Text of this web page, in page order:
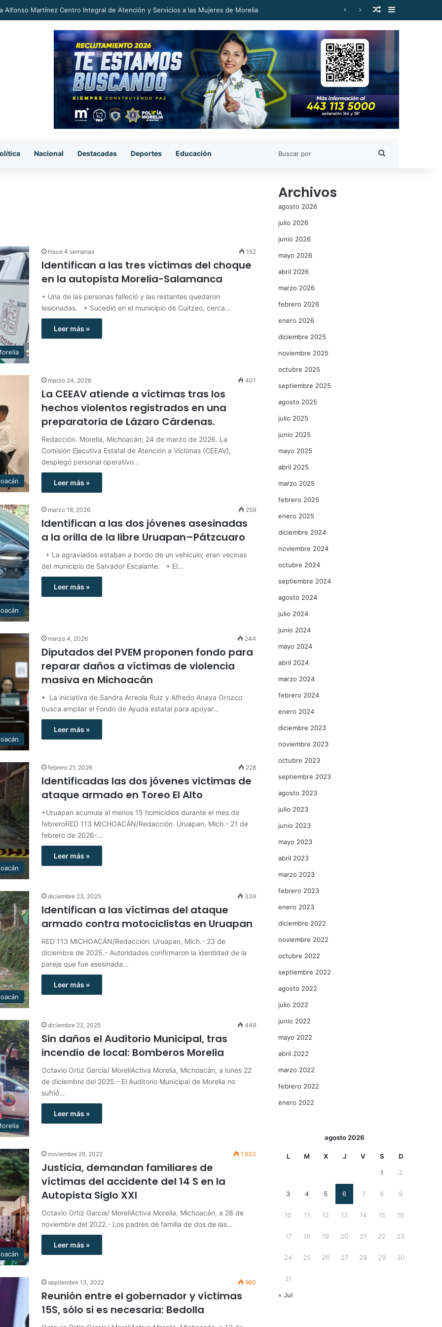
más hacia la dictadura comunista en México, los Defensores de las Audiencias: Alfonso Martínez Publicación al
Barra lateral
Nacional Destacadas Deportes Educación
Hace 4 semanas 152
Identifican a las tres víctimas del choque
en la autopista Morelia-Salamanca
+ Una de las personas falleció y las restantes quedaron
lesionadas. + Sucedió en el municipio de Cuitzeo, cerca…
Leer más »
marzo 24, 2026 401
La CEEAV atiende a víctimas tras los
hechos violentos registrados en una
preparatoria de Lázaro Cárdenas.
Redacción. Morelia, Michoacán; 24 de marzo de 2026. La
Comisión Ejecutiva Estatal de Atención a Víctimas (CEEAV),
desplegó personal operativo…
Leer más »
marzo 18, 2026 259
Identifican a las dos jóvenes asesinadas
a la orilla de la libre Uruapan–Pátzcuaro
+ La agraviados estaban a bordo de un vehículo; eran vecinas
del municipio de Salvador Escalante. + El…
Leer más »
marzo 4, 2026 244
Diputados del PVEM proponen fondo para
reparar daños a víctimas de violencia
masiva en Michoacán
•⁠ ⁠La iniciativa de Sandra Arreola Ruiz y Alfredo Anaya Orozco
busca ampliar el Fondo de Ayuda estatal para apoyar…
Leer más »
febrero 21, 2026 228
Identificadas las dos jóvenes victimas de
ataque armado en Toreo El Alto
+Uruapan acumula al menos 15 homicidios durante el mes de
febreroRED 113 MICHOACÁN/Redacción. Uruapan, Mich.- 21 de
febrero de 2026-…
Leer más »
diciembre 23, 2025 339
Identifican a las víctimas del ataque
armado contra motociclistas en Uruapan
RED 113 MICHOACÁN/Redacción. Uruapan, Mich.- 23 de
diciembre de 2025.- Autoridades confirmaron la identidad de la
pareja que fue asesinada…
Leer más »
diciembre 22, 2025 449
Sin daños el Auditorio Municipal, tras
incendio de local: Bomberos Morelia
Octavio Ortiz García/ MoreliActiva Morelia, Michoacán, a lunes 22
de diciembre del 2025.- El Auditorio Municipal de Morelia no
sufrió…
Leer más »
noviembre 28, 2022 1.833
Justicia, demandan familiares de
víctimas del accidente del 14 S en la
Autopista Siglo XXI
Octavio Ortiz García/ MoreliActiva Morelia, Michoacán, a 28 de
noviembre del 2022.- Los padres de familia de dos de las…
Leer más »
septiembre 13, 2022 960
Reunión entre el gobernador y víctimas
15S, sólo si es necesaria: Bedolla
Archivos
agosto 2026
julio 2026
junio 2026
mayo 2026
abril 2026
marzo 2026
febrero 2026
enero 2026
diciembre 2025
noviembre 2025
octubre 2025
septiembre 2025
agosto 2025
julio 2025
junio 2025
mayo 2025
abril 2025
marzo 2025
febrero 2025
enero 2025
diciembre 2024
noviembre 2024
octubre 2024
septiembre 2024
agosto 2024
julio 2024
junio 2024
mayo 2024
abril 2024
marzo 2024
febrero 2024
enero 2024
diciembre 2023
noviembre 2023
octubre 2023
septiembre 2023
agosto 2023
julio 2023
junio 2023
mayo 2023
abril 2023
marzo 2023
febrero 2023
enero 2023
diciembre 2022
noviembre 2022
octubre 2022
septiembre 2022
agosto 2022
julio 2022
junio 2022
mayo 2022
abril 2022
marzo 2022
febrero 2022
enero 2022
agosto 2026
L M X J V S D
1 2
3 4 5 6 7 8 9
10 11 12 13 14 15 16
17 18 19 20 21 22 23
24 25 26 27 28 29 30
31
« Jul